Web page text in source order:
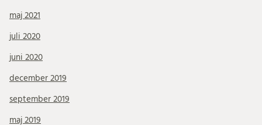
maj 2021
juli 2020
juni 2020
december 2019
september 2019
maj 2019